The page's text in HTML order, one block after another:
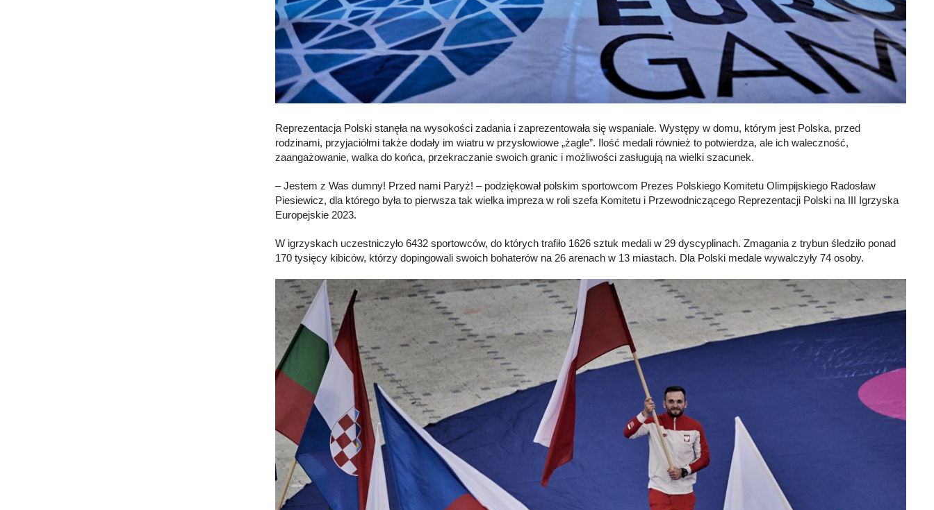
Reprezentacja Polski stanęła na wysokości zadania i zaprezentowała się wspaniale. Występy w domu, którym jest Polska, przed
rodzinami, przyjaciółmi także dodały im wiatru w przysłowiowe „żagle”. Ilość medali również to potwierdza, ale ich waleczność,
zaangażowanie, walka do końca, przekraczanie swoich granic i możliwości zasługują na wielki szacunek.
– Jestem z Was dumny! Przed nami Paryż! – podziękował polskim sportowcom Prezes Polskiego Komitetu Olimpijskiego Radosław
Piesiewicz, dla którego była to pierwsza tak wielka impreza w roli szefa Komitetu i Przewodniczącego Reprezentacji Polski na III Igrzyska
Europejskie 2023.
W igrzyskach uczestniczyło 6432 sportowców, do których trafiło 1626 sztuk medali w 29 dyscyplinach. Zmagania z trybun śledziło ponad
170 tysięcy kibiców, którzy dopingowali swoich bohaterów na 26 arenach w 13 miastach. Dla Polski medale wywalczyły 74 osoby.